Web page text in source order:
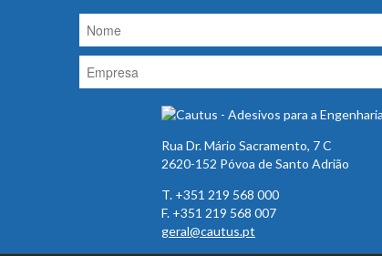
Rua Dr. Mário Sacramento, 7 C
2620-152 Póvoa de Santo Adrião
T. +351 219 568 000
F. +351 219 568 007
geral@cautus.pt